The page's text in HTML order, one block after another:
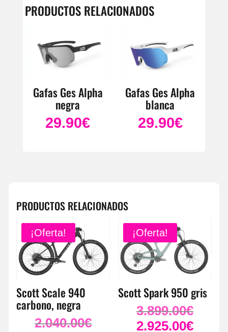
PRODUCTOS RELACIONADOS
Gafas Ges Alpha
negra
29.90€
Gafas Ges Alpha
blanca
29.90€
PRODUCTOS RELACIONADOS
¡Oferta!
Scott Scale 940
carbono, negra
2.040.00€El
¡Oferta!
Scott Spark 950 gris
3.899.00€El
precio
2.925.00€El